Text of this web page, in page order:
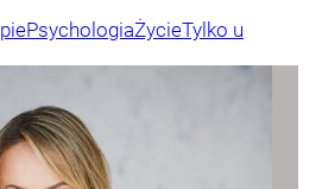
PsychologiaŻycieTylko u